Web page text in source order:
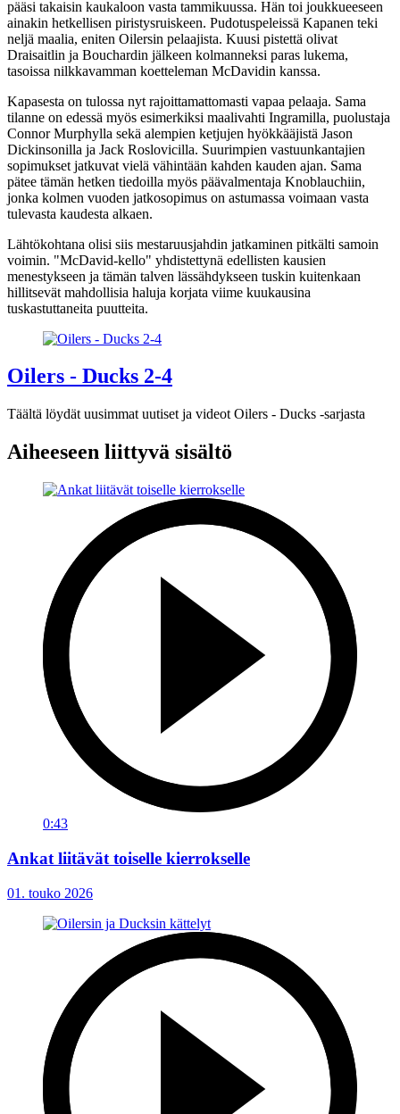
pääsi takaisin kaukaloon vasta tammikuussa. Hän toi joukkueeseen
ainakin hetkellisen piristysruiskeen. Pudotuspeleissä Kapanen teki
neljä maalia, eniten Oilersin pelaajista. Kuusi pistettä olivat
Draisaitlin ja Bouchardin jälkeen kolmanneksi paras lukema,
tasoissa nilkkavamman koetteleman McDavidin kanssa.
Kapasesta on tulossa nyt rajoittamattomasti vapaa pelaaja. Sama
tilanne on edessä myös esimerkiksi maalivahti Ingramilla, puolustaja
Connor Murphylla sekä alempien ketjujen hyökkääjistä Jason
Dickinsonilla ja Jack Roslovicilla. Suurimpien vastuunkantajien
sopimukset jatkuvat vielä vähintään kahden kauden ajan. Sama
pätee tämän hetken tiedoilla myös päävalmentaja Knoblauchiin,
jonka kolmen vuoden jatkosopimus on astumassa voimaan vasta
tulevasta kaudesta alkaen.
Lähtökohtana olisi siis mestaruusjahdin jatkaminen pitkälti samoin
voimin. "McDavid-kello" yhdistettynä edellisten kausien
menestykseen ja tämän talven lässähdykseen tuskin kuitenkaan
hillitsevät mahdollisia haluja korjata viime kuukausina
tuskastuttaneita puutteita.
Oilers - Ducks 2-4
Täältä löydät uusimmat uutiset ja videot Oilers - Ducks -sarjasta
Aiheeseen liittyvä sisältö
0:43
Ankat liitävät toiselle kierrokselle
01. touko 2026